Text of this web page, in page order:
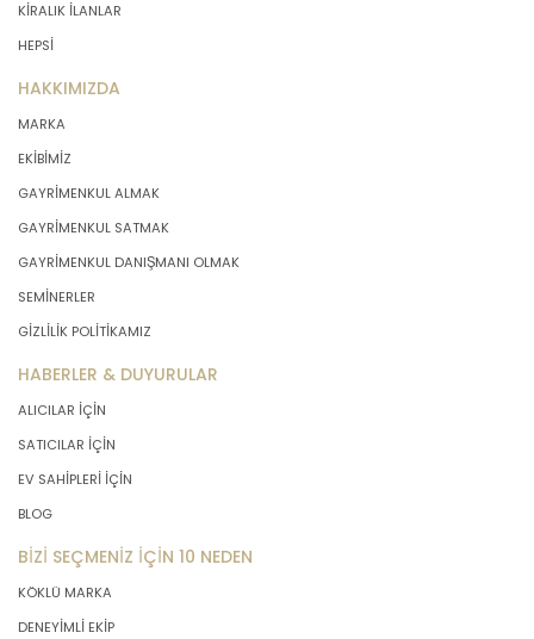
KİRALIK İLANLAR
HEPSİ
HAKKIMIZDA
MARKA
EKİBİMİZ
GAYRİMENKUL ALMAK
GAYRİMENKUL SATMAK
GAYRİMENKUL DANIŞMANI OLMAK
SEMİNERLER
GİZLİLİK POLİTİKAMIZ
HABERLER & DUYURULAR
ALICILAR İÇİN
SATICILAR İÇİN
EV SAHİPLERİ İÇİN
BLOG
BİZİ SEÇMENİZ İÇİN 10 NEDEN
KÖKLÜ MARKA
DENEYİMLİ EKİP